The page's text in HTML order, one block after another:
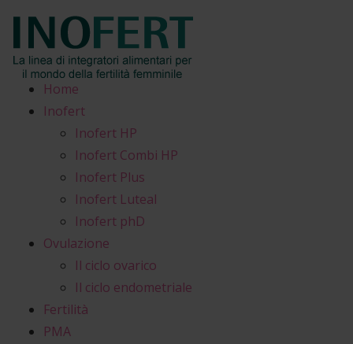
Home
Inofert
Inofert HP
Inofert Combi HP
Inofert Plus
Inofert Luteal
Inofert phD
Ovulazione
Il ciclo ovarico
Il ciclo endometriale
Fertilità
PMA